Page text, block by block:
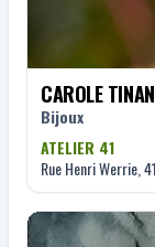
CAROLE
Bijoux
ATELIER 41
Rue Henri Werrie, 41